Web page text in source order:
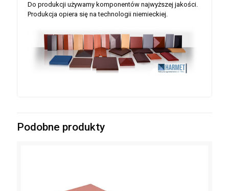
Do produkcji używamy komponentów najwyższej jakości.
Produkcja opiera się na technologii niemieckiej.
Podobne produkty